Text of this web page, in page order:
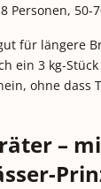
Personen, 50-
für längere
ein 3 kg-
ohne dass
–